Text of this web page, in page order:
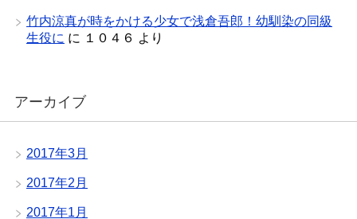
竹内涼真が時をかける少女で浅倉吾郎！幼馴染の同級
生役に に １０４６ より
アーカイブ
2017年3月
2017年2月
2017年1月